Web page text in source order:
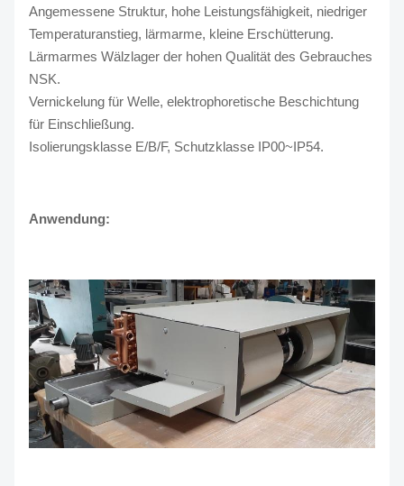
Angemessene Struktur, hohe Leistungsfähigkeit, niedriger
Temperaturanstieg, lärmarme, kleine Erschütterung.
Lärmarmes Wälzlager der hohen Qualität des Gebrauches
NSK.
Vernickelung für Welle, elektrophoretische Beschichtung
für Einschließung.
Isolierungsklasse E/B/F, Schutzklasse IP00~IP54.
Anwendung: